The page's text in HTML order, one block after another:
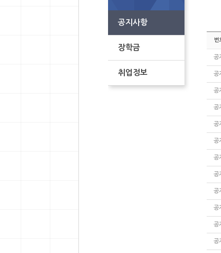
공지사항
장학금
취업정보
번
공
공
공
공
공
공
공
공
공
공
공
공